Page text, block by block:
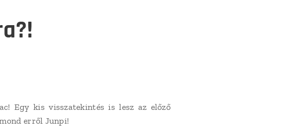
Egy kis visszatekintés is lesz az előző
erről Junpi!